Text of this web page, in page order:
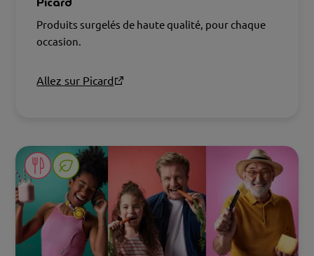
Produits surgelés de haute qualité, pour chaque
occasion.
Allez sur Picard